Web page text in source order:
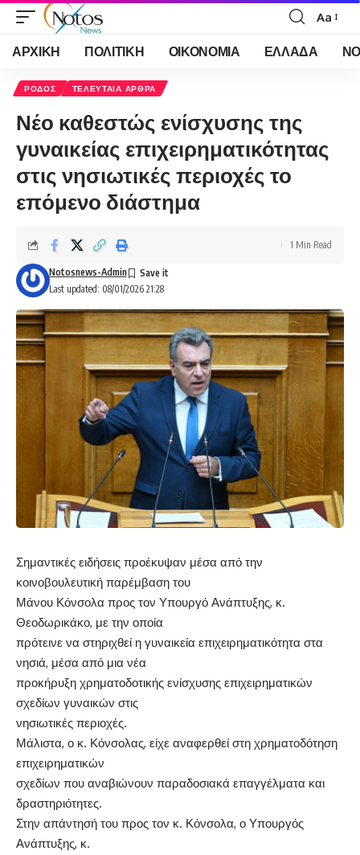
Font
Resizer
Aa
ΑΡΧΙΚΗ ΠΟΛΙΤΙΚΗ ΟΙΚΟΝΟΜΙΑ ΕΛΛΑΔΑ
ΡΟΔΟΣ ΤΕΛΕΥΤΑΙΑ ΑΡΘΡΑ
Νέο καθεστώς ενίσχυσης της
γυναικείας επιχειρηματικότητας
στις νησιωτικές περιοχές το
επόμενο διάστημα
Last updated: 08/01/2026 21:28
Notosnews-Admin
1 Min Read
Σημαντικές ειδήσεις προέκυψαν μέσα από την
κοινοβουλευτική παρέμβαση του
Μάνου Κόνσολα προς τον Υπουργό Ανάπτυξης, κ.
Θεοδωρικάκο, με την οποία
πρότεινε να στηριχθεί η γυναικεία επιχειρηματικότητα στα
νησιά, μέσα από μια νέα
προκήρυξη χρηματοδοτικής ενίσχυσης επιχειρηματικών
σχεδίων γυναικών στις
νησιωτικές περιοχές.
Μάλιστα, ο κ. Κόνσολας, είχε αναφερθεί στη χρηματοδότηση
επιχειρηματικών
σχεδίων που αναβιώνουν παραδοσιακά επαγγέλματα και
δραστηριότητες.
Στην απάντησή του προς τον κ. Κόνσολα, ο Υπουργός
Ανάπτυξης, κ.